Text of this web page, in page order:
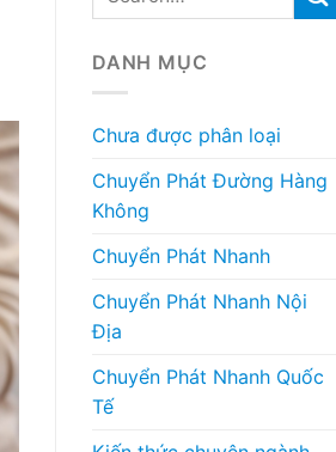
DANH MỤC
Chưa được phân loại
Chuyển Phát Đường Hàng
Không
Chuyển Phát Nhanh
Chuyển Phát Nhanh Nội
Địa
Chuyển Phát Nhanh Quốc
Tế